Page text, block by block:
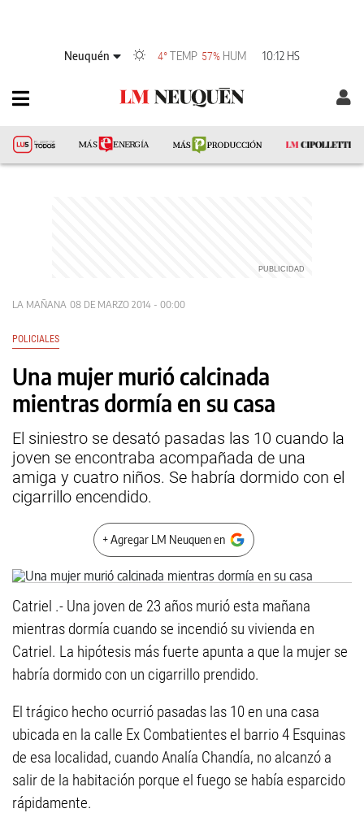
Neuquén 4°TEMP 57% HUM 10:12 HS
LA MAÑANA 08 DE MARZO 2014 - 00:00
POLICIALES
Una mujer murió calcinada
mientras dormía en su casa
El siniestro se desató pasadas las 10 cuando la
joven se encontraba acompañada de una
amiga y cuatro niños. Se habría dormido con el
cigarrillo encendido.
+ Agregar LM Neuquen en
Catriel .- Una joven de 23 años murió esta mañana
mientras dormía cuando se incendió su vivienda en
Catriel. La hipótesis más fuerte apunta a que la mujer se
habría dormido con un cigarrillo prendido.
El trágico hecho ocurrió pasadas las 10 en una casa
ubicada en la calle Ex Combatientes el barrio 4 Esquinas
de esa localidad, cuando Analía Chandía, no alcanzó a
salir de la habitación porque el fuego se había esparcido
rápidamente.